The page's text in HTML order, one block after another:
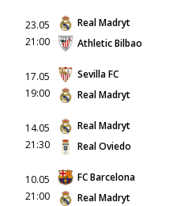
23.05
21:00
Real Madryt
Athletic Bilbao
17.05
19:00
Sevilla FC
Real Madryt
14.05
21:30
Real Madryt
Real Oviedo
10.05
21:00
FC Barcelona
Real Madryt